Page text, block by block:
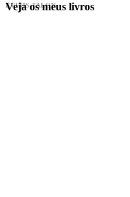
EVINIS TALON
Veja os meus livros